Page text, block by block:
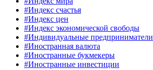
#Индекс счастья
#Индекс цен
#Индекс экономической свободы
#Индивидуальные предприниматели
#Иностранная валюта
#Иностранные букмекеры
#Иностранные инвестиции